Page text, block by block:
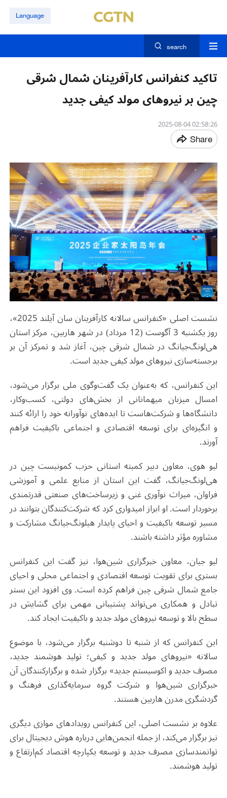
Language
search
تاکید کنفرانس کارآفرینان شمال شرقی
چین بر نیروهای مولد کیفی جدید
02:58:26 2025-08-04
Share
نشست اصلی «کنفرانس سالانه کارآفرینان سان آیلند 2025»،
روز یکشنبه 3 آگوست (12 مرداد) در شهر هاربین، مرکز استان
هی‌لونگ‌جیانگ در شمال شرقی چین، آغاز شد و تمرکز آن بر
برجسته‌سازی نیروهای مولد کیفی جدید است.
این کنفرانس، که به‌عنوان یک گفت‌وگوی ملی برگزار می‌شود،
امسال میزبان میهمانانی از بخش‌های دولتی، کسب‌وکار،
دانشگاه‌ها و شرکت‌هاست تا ایده‌های نوآورانه خود را ارائه کنند
و انگیزه‌ای برای توسعه اقتصادی و اجتماعی باکیفیت فراهم
آورند.
لیو هوی، معاون دبیر کمیته استانی حزب کمونیست چین در
هی‌لونگ‌جیانگ، گفت این استان از منابع علمی و آموزشی
فراوان، میراث نوآوری غنی و زیرساخت‌های صنعتی قدرتمندی
برخوردار است. او ابراز امیدواری کرد که شرکت‌کنندگان بتوانند در
مسیر توسعه باکیفیت و احیای پایدار هیلونگ‌جیانگ مشارکت و
مشاوره مؤثر داشته باشند.
لیو جیان، معاون خبرگزاری شین‌هوا، نیز گفت این کنفرانس
بستری برای تقویت توسعه اقتصادی و اجتماعی محلی و احیای
جامع شمال شرقی چین فراهم کرده است. وی افزود این بستر
تبادل و همکاری می‌تواند پشتیبانی مهمی برای گشایش در
سطح بالا و توسعه نیروهای مولد جدید و باکیفیت ایجاد کند.
این کنفرانس که از شنبه تا دوشنبه برگزار می‌شود، با موضوع
سالانه «نیروهای مولد جدید و کیفی؛ تولید هوشمند جدید،
مصرف جدید و اکوسیستم جدید» برگزار شده و برگزارکنندگان آن
خبرگزاری شین‌هوا و شرکت گروه سرمایه‌گذاری فرهنگ و
گردشگری مدرن هاربین هستند.
علاوه بر نشست اصلی، این کنفرانس رویدادهای موازی دیگری
نیز برگزار می‌کند، از جمله انجمن‌هایی درباره هوش دیجیتال برای
توانمندسازی مصرف جدید و توسعه یکپارچه اقتصاد کم‌ارتفاع و
تولید هوشمند.